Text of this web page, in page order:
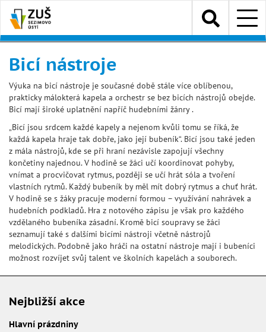
hlavnímu
obsahu
Menu
Bicí nástroje
Výuka na bicí nástroje je současné době stále více oblíbenou,
prakticky málokterá kapela a orchestr se bez bicích nástrojů obejde.
Bicí mají široké uplatnění napříč hudebními žánry .
„Bicí jsou srdcem každé kapely a nejenom kvůli tomu se říká, že
každá kapela hraje tak dobře, jako její bubeník“. Bicí jsou také jeden
z mála nástrojů, kde se při hraní nezávisle zapojují všechny
končetiny najednou. V hodině se žáci učí koordinovat pohyby,
vnímat a procvičovat rytmus, později se učí hrát sóla a tvoření
vlastních rytmů. Každý bubeník by měl mít dobrý rytmus a chuť hrát.
V hodině se s žáky pracuje moderní formou – využívání nahrávek a
hudebních podkladů. Hra z notového zápisu je však pro každého
vzdělaného bubeníka zásadní. Kromě bicí soupravy se žáci
seznamují také s dalšími bicími nástroji včetně nástrojů
melodických. Podobně jako hráči na ostatní nástroje mají i bubeníci
možnost rozvíjet svůj talent ve školních kapelách a souborech.
Nejbližší akce
Hlavní prázdniny